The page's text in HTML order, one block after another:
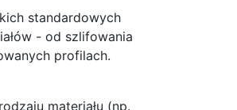
standardowych
- od szlifowania
profilach.
materiału (np.